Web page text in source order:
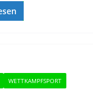
WETTKAMPFSPORT